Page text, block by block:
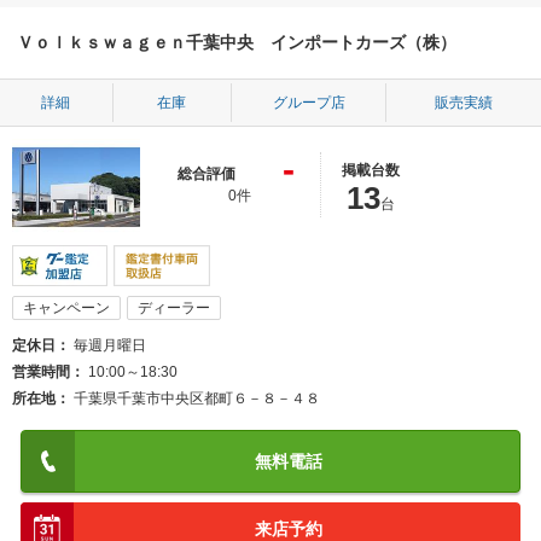
Ｖｏｌｋｓｗａｇｅｎ千葉中央 インポートカーズ（株）
詳細 在庫 グループ店 販売実績
総合評価 -
0件
掲載台数
13台
キャンペーン ディーラー
定休日
毎週月曜日
営業時間
10:00～18:30
所在地
千葉県千葉市中央区都町６－８－４８
無料電話
来店予約